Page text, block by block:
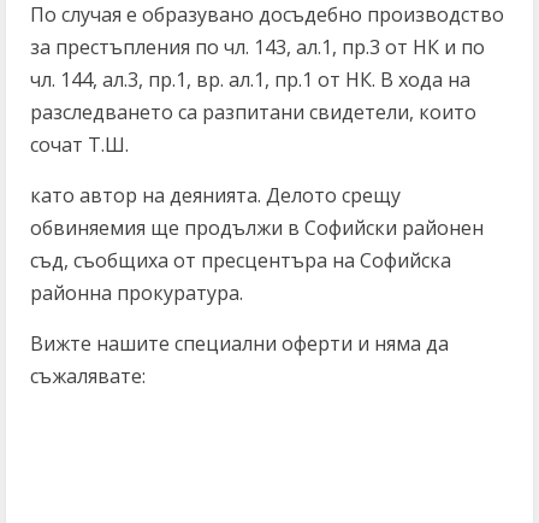
По случая е образувано досъдебно производство
за престъпления по чл. 143, ал.1, пр.3 от НК и по
чл. 144, ал.3, пр.1, вр. ал.1, пр.1 от НК. В хода на
разследването са разпитани свидетели, които
сочат Т.Ш.
като автор на деянията. Делото срещу
обвиняемия ще продължи в Софийски районен
съд, съобщиха от пресцентъра на Софийска
районна прокуратура.
Вижте нашите специални оферти и няма да
съжалявате: